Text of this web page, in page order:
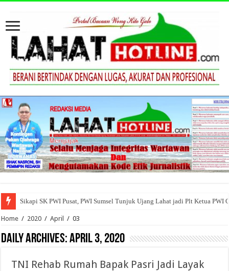
Sikapi SK PWI Pusat, PWI Sumsel Tunjuk Ujang Lahat jadi Plt Ketua PWI
Home / 2020 / April / 03
Daily Archives:April 3, 2020
TNI Rehab Rumah Bapak Pasri Jadi Layak